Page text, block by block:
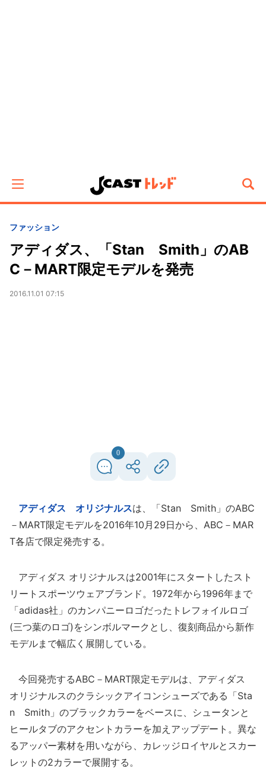
ファッション
アディダス、「Stan Smith」のAB
C－MART限定モデルを発売
2016.11.01 07:15
0
アディダス オリジナルスは、「Stan Smith」のABC
－MART限定モデルを2016年10月29日から、ABC－MAR
T各店で限定発売する。
アディダス オリジナルスは2001年にスタートしたスト
リートスポーツウェアブランド。1972年から1996年まで
「adidas社」のカンパニーロゴだったトレフォイルロゴ
(三つ葉のロゴ)をシンボルマークとし、復刻商品から新作
モデルまで幅広く展開している。
今回発売するABC－MART限定モデルは、アディダス
オリジナルスのクラシックアイコンシューズである「Sta
n Smith」のブラックカラーをベースに、シュータンと
ヒールタブのアクセントカラーを加えアップデート。異な
るアッパー素材を用いながら、カレッジロイヤルとスカー
レットの2カラーで展開する。